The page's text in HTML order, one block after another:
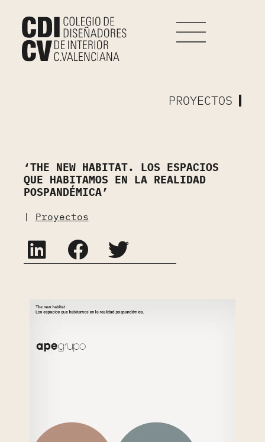
PROYECTOS
‘THE NEW HABITAT. LOS ESPACIOS
QUE HABITAMOS EN LA REALIDAD
POSPANDÉMICA’
Proyectos